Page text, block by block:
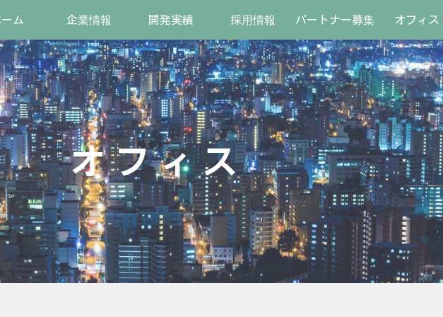
ム 企業情報 開発実績 採用情報 パートナー募集 オフィス
オフィス